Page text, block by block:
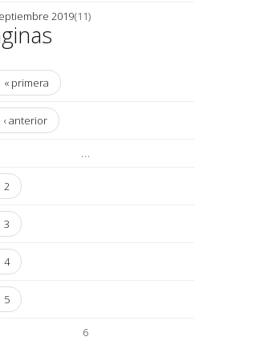
2019(11)
« primera
‹ anterior
…
2
3
4
5
6